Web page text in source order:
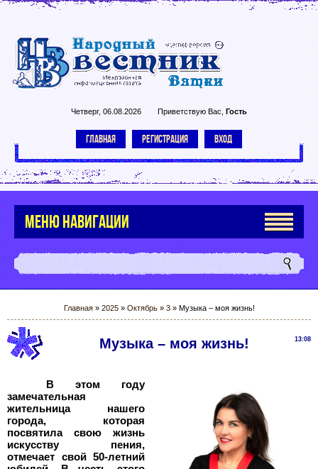
Четверг, 06.08.2026 Приветствую Вас Гость
ГЛАВНАЯ РЕГИСТРАЦИЯ ВХОД
МЕНЮ НАВИГАЦИИ
Главная» 2025 » Октябрь » 3» Музыка – моя жизнь!
13:08
Музыка – моя жизнь!
В этом году
замечательная
жительница нашего
города, которая
посвятила свою жизнь
искусству пения,
отмечает свой 50-летний